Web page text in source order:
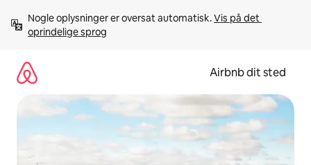
videre
Nogle oplysninger er oversat automatisk. Vis på det
oprindelige sprog
Airbnb dit sted